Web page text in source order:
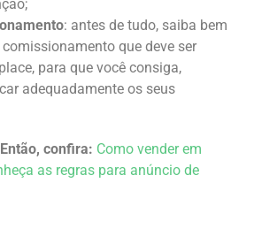
: antes de tudo, saiba bem
que deve ser
para que você consiga,
adequadamente os seus
confira: Como vender em
as regras para anúncio de